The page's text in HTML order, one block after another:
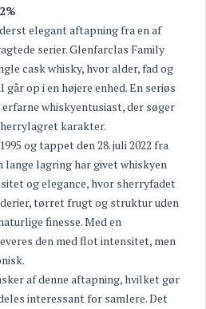
elegant aftapning fra en af
serier. Glenfarclas Family
cask whisky, hvor alder, fad og
op i en højere enhed. En seriøs
whiskyentusiast, der søger
karakter.
og tappet den 28. juli 2022 fra
lagring har givet whiskyen
og elegance, hvor sherryfadet
tørret frugt og struktur uden
finesse. Med en
den med flot intensitet, men
af denne aftapning, hvilket gør
interessant for samlere. Det